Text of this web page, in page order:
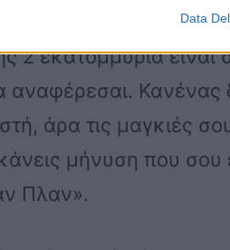
Data
μαγκιά εσύ σε
2 εκατομμύρια
Κανένας
άρα τις μαγκιές
μήνυση που σου
Πλαν».